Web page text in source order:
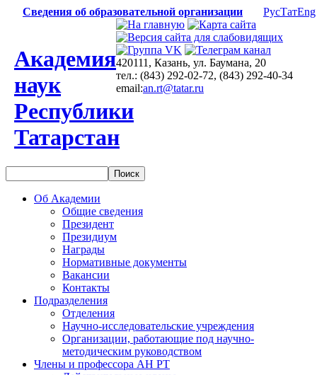
Сведения об образовательной организации РусТатEng
Академия
наук
Республики
Татарстан
420111, Казань, ул. Баумана, 20
тел.: (843) 292-02-72, (843) 292-40-34
email:an.rt@tatar.ru
Об Академии
Общие сведения
Президент
Президиум
Награды
Нормативные документы
Вакансии
Контакты
Подразделения
Отделения
Научно-исследовательские учреждения
Организации, работающие под научно-
методическим руководством
Члены и профессора АН РТ